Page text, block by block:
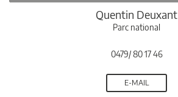
Quentin Deuxant
Parc national
0479/ 80 17 46
E-MAIL